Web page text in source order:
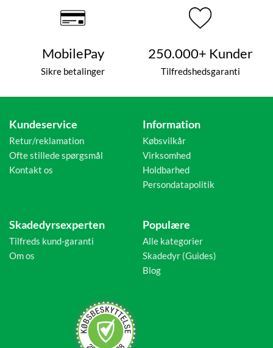
MobilePay
Sikre betalinger
250.000+ Kunder
Tilfredshedsgaranti
Kundeservice
Retur/reklamation
Ofte stillede spørgsmål
Kontakt os
Information
Købsvilkår
Virksomhed
Holdbarhed
Persondatapolitik
Skadedyrsexperten
Tilfreds kund-garanti
Om os
Populære
Alle kategorier
Skadedyr (Guides)
Blog